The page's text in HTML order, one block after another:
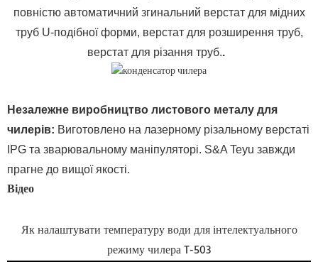
повністю автоматичний згинальний верстат для мідних
труб U-подібної форми, верстат для розширення труб,
верстат для різання труб..
Незалежне виробництво листового металу для
чилерів: Виготовлено на лазерному різальному верстаті
IPG та зварювальному маніпуляторі. S&A Teyu завжди
прагне до вищої якості.
Відео
Як налаштувати температуру води для інтелектуального
режиму чилера T-503